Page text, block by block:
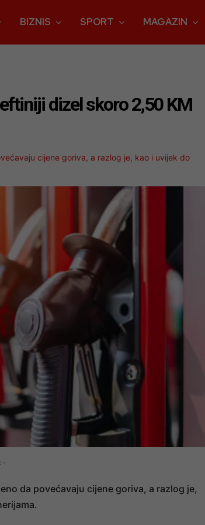
BIZNIS SPORT MAGAZIN
dizel skoro 2,50 KM
cijene goriva, a razlog je, kao i uvijek do
-
da povećavaju cijene goriva, a razlog je,